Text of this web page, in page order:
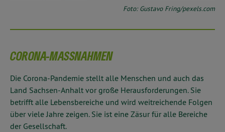
Foto: Gustavo Fring/pexels.com
CORONA-MASSNAHMEN
Die Corona-Pandemie stellt alle Menschen und auch das
Land Sachsen-Anhalt vor große Herausforderungen. Sie
betrifft alle Lebensbereiche und wird weitreichende Folgen
über viele Jahre zeigen. Sie ist eine Zäsur für alle Bereiche
der Gesellschaft.